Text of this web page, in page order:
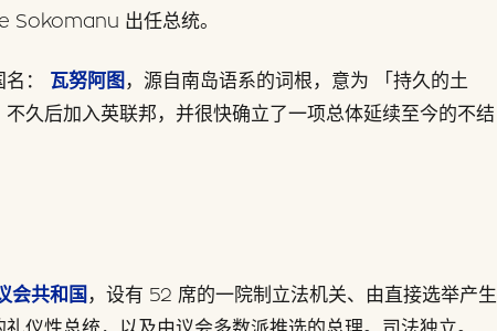
Sokomanu 出任总统。
： 瓦努阿图 ，源自南岛语系的词根，意为 「持久的土
久后加入英联邦，并很快确立了一项总体延续至今的不结
会共和国 ，设有 52 席的一院制立法机关、由直接选举产生